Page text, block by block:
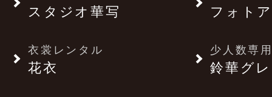
スタジオ華写 フォト
衣裳レンタル
花衣
少人数専
鈴華グ